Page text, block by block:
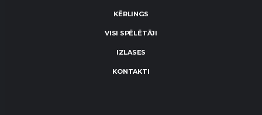
KĒRLINGS
VISI SPĒLĒTĀJI
IZLASES
KONTAKTI